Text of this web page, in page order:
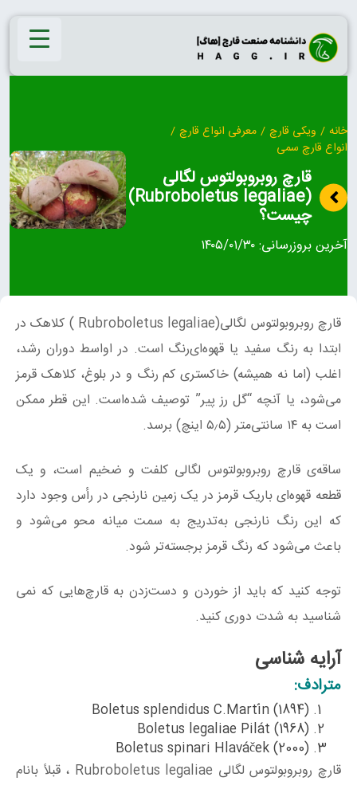
Skip
content
خانه / ویکی قارچ / معرفی انواع قارچ /
انواع قارچ سمی
قارچ روبروبولتوس‌ لگالی
(Rubroboletus legaliae)
چیست؟
آخرین بروزرسانی:۱۴۰۵/۰۱/۳۰
قارچ روبروبولتوس‌ لگالی(Rubroboletus legaliae ) کلاهک در
ابتدا به رنگ سفید یا قهوه‌ای‌رنگ است. در اواسط دوران رشد،
اغلب (اما نه همیشه) خاکستری کم ‌رنگ و در بلوغ، کلاهک قرمز
می‌شود، یا آنچه “گل رز پیر” توصیف‌ شده‌است. این قطر ممکن
است به ۱۴ سانتی‌متر (۵٫۵ اینچ) برسد.
ساقه‌ی قارچ روبروبولتوس‌ لگالی کلفت و ضخیم است، و یک
قطعه قهوه‌ای باریک قرمز در یک زمین نارنجی در رأس وجود دارد
که این رنگ نارنجی به‌تدریج به سمت میانه محو می‌شود و
باعث می‌شود که رنگ قرمز برجسته‌تر شود.
توجه کنید که باید از خوردن و دست‌زدن به قارچ‌هایی که نمی
شناسید به شدت دوری کنید.
آرایه شناسی
مترادف:
Boletus splendidus C.Martín (1894)
Boletus legaliae Pilát (1968)
Boletus spinari Hlaváček (2000)
قارچ روبروبولتوس‌ لگالی Rubroboletus legaliae ، قبلاً بانام